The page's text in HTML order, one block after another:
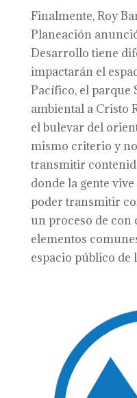
Finalmente, Roy
Planeación
Desarrollo tiene
impactarán el
Pacífico, el parque
ambiental a Cristo
el bulevar del
mismo criterio y
transmitir
donde la gente
poder transmitir
un proceso de con
elementos
espacio público de